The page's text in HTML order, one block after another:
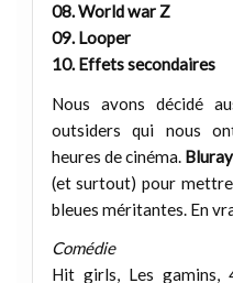
08. World war Z
09. Looper
10. Effets secondaires
Nous avons décidé
outsiders qui nous
heures de cinéma.
(et surtout) pour
bleues méritantes. En
Comédie
Hit girls, Les gamins,